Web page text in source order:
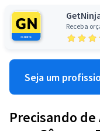
Receba
Seja um
Precisando de